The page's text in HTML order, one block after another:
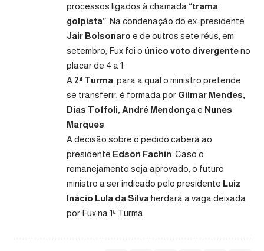
processos ligados à chamada “trama
golpista” . Na condenação do ex-presidente
Jair Bolsonaro e de outros sete réus, em
setembro, Fux foi o único voto divergenteno
placar de 4 a 1.
A 2ª Turma , para a qual o ministro pretende
se transferir, é formada por Gilmar Mendes,
Dias Toffoli, André Mendonça e Nunes
Marques
A decisão sobre o pedido caberá ao
presidente Edson Fachin . Caso o
remanejamento seja aprovado, o futuro
ministro a ser indicado pelo presidente Luiz
Inácio Lula da Silva herdará a vaga deixada
por Fux na 1ª Turma.